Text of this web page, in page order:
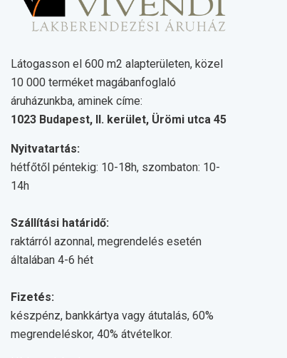
Látogasson el 600 m2 alapterületen, közel
10 000 terméket magábanfoglaló
áruházunkba, aminek címe:
1023 Budapest, II. kerület, Ürömi utca 45
Nyitvatartás:
hétfőtől péntekig: 10-18h, szombaton: 10-
14h
Szállítási határidő:
raktárról azonnal, megrendelés esetén
általában 4-6 hét
Fizetés:
készpénz, bankkártya vagy átutalás, 60%
megrendeléskor, 40% átvételkor.